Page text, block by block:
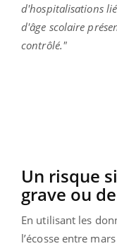
d'hospitalisations
d'âge scolaire
contrôlé."
Un risque
grave ou
En utilisant les
l’écosse entre